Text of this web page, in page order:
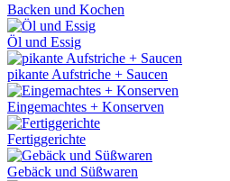
Backen und Kochen
Öl und Essig
pikante Aufstriche + Saucen
Eingemachtes + Konserven
Fertiggerichte
Gebäck und Süßwaren